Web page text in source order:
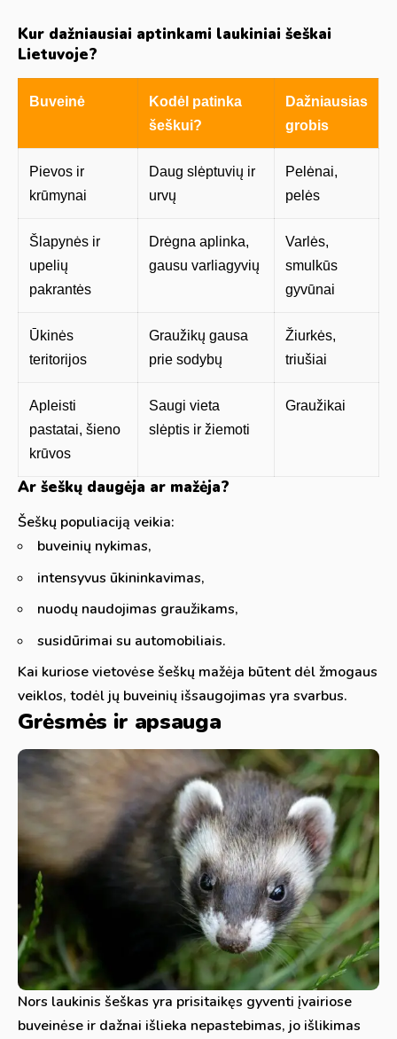
Kur dažniausiai aptinkami laukiniai šeškai
Lietuvoje?
Buveinė
Kodėl patinka
šeškui?
Dažniausias
grobis
Pievos ir
krūmynai
Daug slėptuvių ir
urvų
Pelėnai,
pelės
Šlapynės ir
upelių
pakrantės
Drėgna aplinka,
gausu varliagyvių
Varlės,
smulkūs
gyvūnai
Ūkinės
teritorijos
Graužikų gausa
prie sodybų
Žiurkės,
triušiai
Apleisti
pastatai, šieno
krūvos
Saugi vieta
slėptis ir žiemoti
Graužikai
Ar šeškų daugėja ar mažėja?
Šeškų populiaciją veikia:
buveinių nykimas,
intensyvus ūkininkavimas,
nuodų naudojimas graužikams,
susidūrimai su automobiliais.
Kai kuriose vietovėse šeškų mažėja būtent dėl žmogaus
veiklos, todėl jų buveinių išsaugojimas yra svarbus.
Grėsmės ir apsauga
Nors laukinis šeškas yra prisitaikęs gyventi įvairiose
buveinėse ir dažnai išlieka nepastebimas, jo išlikimas